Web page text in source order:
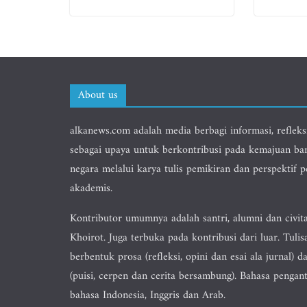
About us
alkanews.com adalah media berbagi informasi,
sebagai upaya untuk berkontribusi pada kemajuan
negara melalui karya tulis pemikiran dan perspektif
akademis.
Kontributor umumnya adalah santri, alumni dan
Khoirot. Juga terbuka pada kontribusi dari luar.
berbentuk prosa (refleksi, opini dan esai ala jurnal)
(puisi, cerpen dan cerita bersambung). Bahasa
bahasa Indonesia, Inggris dan Arab.